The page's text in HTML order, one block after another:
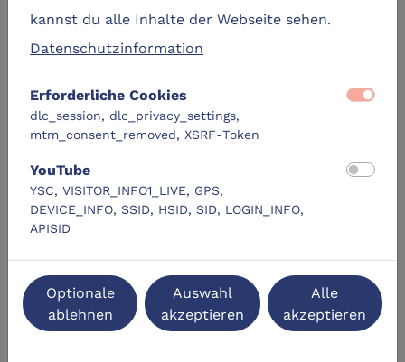
kannst du alle Inhalte der Webseite sehen.
Datenschutzinformation
Erforderliche Cookies
dlc_session, dlc_privacy_settings,
mtm_consent_removed, XSRF-Token
YouTube
YSC, VISITOR_INFO1_LIVE, GPS,
DEVICE_INFO, SSID, HSID, SID, LOGIN_INFO,
APISID
Optionale
ablehnen
Auswahl
akzeptieren
Alle
akzeptieren
Warum machen die das?Ihr anliegen ist es
Kindern und Jugendlichen zu zeigen, wie Gaming
verantwortungsvoll funktioniert – mit viel
Praxisnähe, Fachwissen und Begeisterung für E-
Sport und Gaming-Kultur.
Mehr zum LEZ.SH